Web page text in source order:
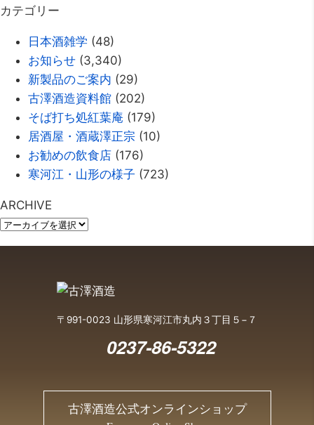
カテゴリー
日本酒雑学 (48)
お知らせ (3,340)
新製品のご案内 (29)
古澤酒造資料館 (202)
そば打ち処紅葉庵 (179)
居酒屋・酒蔵澤正宗 (10)
お勧めの飲食店 (176)
寒河江・山形の様子 (723)
ARCHIVE
〒991-0023 山形県寒河江市丸内３丁目５−７
0237-86-5322
古澤酒造公式オンラインショップ